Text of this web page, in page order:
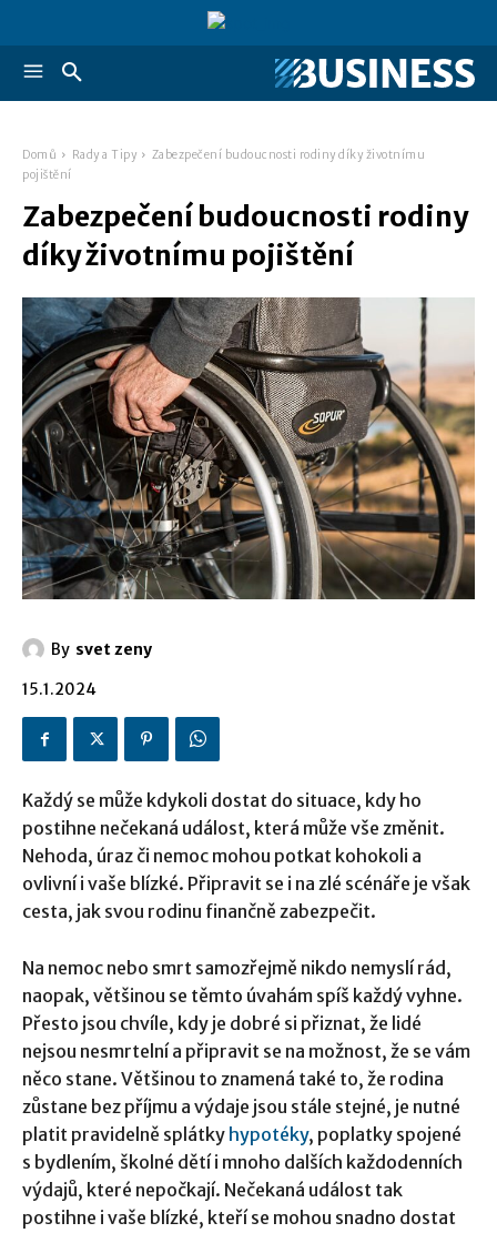
Domů Rady a Tipy
Zabezpečení budoucnosti rodiny díky životnímu
pojištění
Zabezpečení budoucnosti rodiny
díky životnímu pojištění
By svet zeny
15.1.2024
Každý se může kdykoli dostat do situace, kdy ho
postihne nečekaná událost, která může vše změnit.
Nehoda, úraz či nemoc mohou potkat kohokoli a
ovlivní i vaše blízké. Připravit se i na zlé scénáře je však
cesta, jak svou rodinu finančně zabezpečit.
Na nemoc nebo smrt samozřejmě nikdo nemyslí rád,
naopak, většinou se těmto úvahám spíš každý vyhne.
Přesto jsou chvíle, kdy je dobré si přiznat, že lidé
nejsou nesmrtelní a připravit se na možnost, že se vám
něco stane. Většinou to znamená také to, že rodina
zůstane bez příjmu a výdaje jsou stále stejné, je nutné
platit pravidelně splátky hypotéky, poplatky spojené
s bydlením, školné dětí i mnoho dalších každodenních
výdajů, které nepočkají. Nečekaná událost tak
postihne i vaše blízké, kteří se mohou snadno dostat